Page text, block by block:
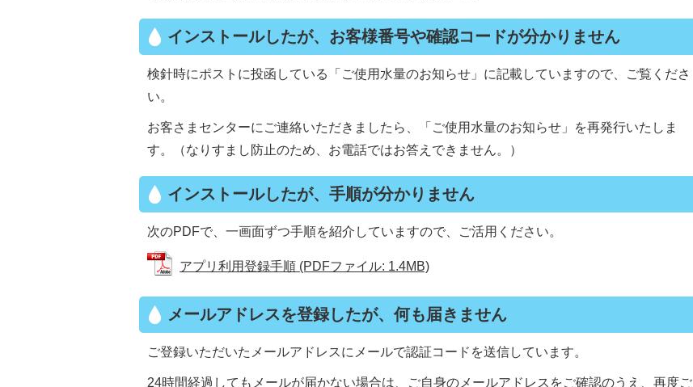
インストールしたが、お客様番号や確認コードが分かりません
検針時にポストに投函している「ご使用水量のお知らせ」に記載していますので、ご覧くださ
い。
お客さまセンターにご連絡いただきましたら、「ご使用水量のお知らせ」を再発行いたしま
す。（なりすまし防止のため、お電話ではお答えできません。）
インストールしたが、手順が分かりません
次のPDFで、一画面ずつ手順を紹介していますので、ご活用ください。
アプリ利用登録手順 (PDFファイル: 1.4MB)
メールアドレスを登録したが、何も届きません
ご登録いただいたメールアドレスにメールで認証コードを送信しています。
24時間経過してもメールが届かない場合は、ご自身のメールアドレスをご確認のうえ、再度ご